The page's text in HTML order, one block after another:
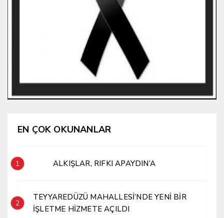
EN ÇOK OKUNANLAR
1 ALKIŞLAR, RIFKI APAYDIN’A
2
TEYYAREDÜZÜ MAHALLESİ’NDE YENİ BİR
İŞLETME HİZMETE AÇILDI